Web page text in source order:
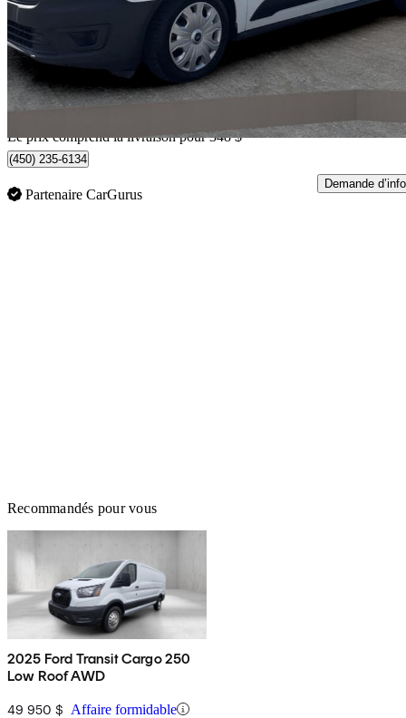
16 339 $ Affaire
287 $/mois env.
Livraison à domicile de Mirabel, QC
Le prix comprend la livraison pour 348 $
(450) 235-6134
Partenaire CarGurus
Demande d’info
Recommandés pour vous
2025 Ford Transit Cargo 250
Low Roof AWD
49 950 $ Affaire formidable